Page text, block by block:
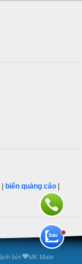
| biển quảng cáo |
bởi MK Mate